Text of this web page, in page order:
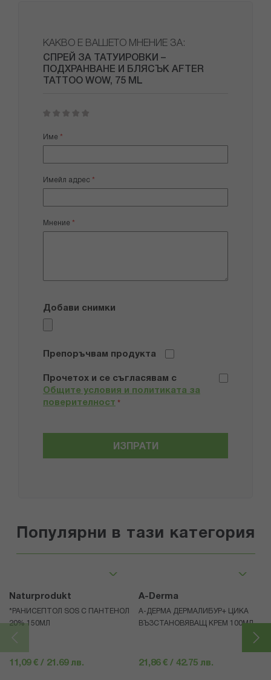
КАКВО Е ВАШЕТО МНЕНИЕ ЗА:
СПРЕЙ ЗА ТАТУИРОВКИ –
ПОДХРАНВАНЕ И БЛЯСЪК AFTER
TATTOO WOW, 75 ML
star
stars
stars
stars
stars
Име
Имейл адрес
Мнение
Добави снимки
Препоръчвам продукта
Прочетох и се съгласявам с
Общите условия и политиката за
поверителност *
ИЗПРАТИ
Популярни в тази категория
Naturprodukt
*РАНИСЕПТОЛ SOS С ПАНТЕНОЛ
20% 150МЛ
11,09 € / 21.69 лв.
A-Derma
А-ДЕРМА ДЕРМАЛИБУР+ ЦИКА
ВЪЗСТАНОВЯВАЩ КРЕМ 100МЛ
21,86 € / 42.75 лв.